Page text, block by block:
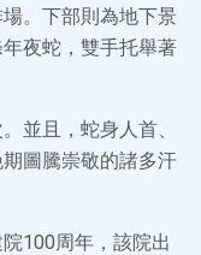
。下部則為地下景
夜蛇，雙手托舉著
並且，蛇身人首、
圖騰崇敬的諸多汗
100周年，該院出